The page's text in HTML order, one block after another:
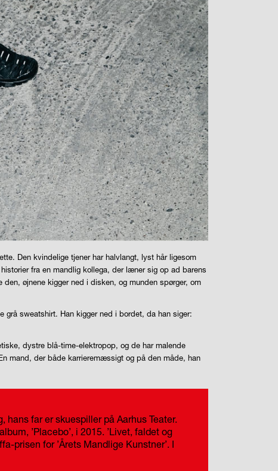
Den kvindelige tjener har halvlangt, lyst hår ligesom
fra en mandlig kollega, der læner sig op ad barens
øjnene kigger ned i disken, og munden spørger, om
sweatshirt. Han kigger ned i bordet, da han siger:
dystre blå-time-elektropop, og de har malende
mand, der både karrieremæssigt og på den måde, han
hans far er skuespiller på Aarhus Teater.
’Placebo’, i 2015. ’Livet, faldet og
prisen for ’Årets Mandlige Kunstner’. I